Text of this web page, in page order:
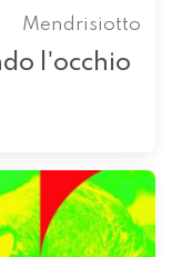
Mendrisiotto
l'occhio